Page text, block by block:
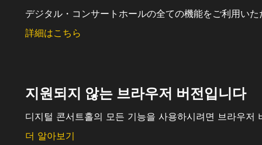
デジタル・コンサートホールの全ての機能をご利用い
詳細はこちら
지원되지 않는 브라우저 버전입니다
디지털 콘서트홀의 모든 기능을 사용하시려면 브라우저
더 알아보기